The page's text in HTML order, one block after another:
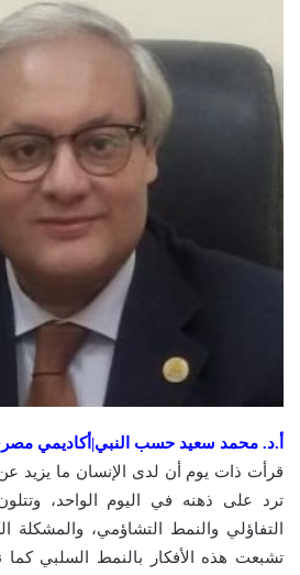
أ.د. محمد سعيد حسب النبي|أكاديمي
قرأت ذات يوم أن لدى الإنسان ما يزيد
ترد على ذهنه في اليوم الواحد،
التفاؤلي والنمط التشاؤمي، والمشكلة
تشبعت هذه الأفكار بالنمط السلبي